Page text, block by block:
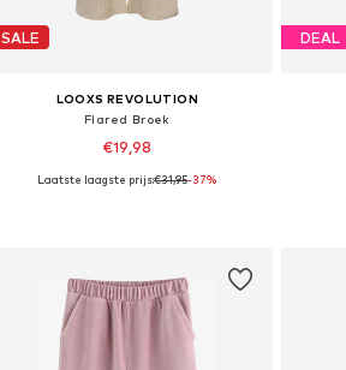
SALE
LOOXS REVOLUTION
Flared Broek
€19,98
Beschikbare maten: 104, 110
Laatste laagste prijs:€31,95-37%
DEAL